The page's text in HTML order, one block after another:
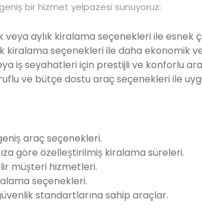
bir hizmet yelpazesi sunuyoruz:
veya aylık kiralama seçenekleri ile esnek
kiralama seçenekleri ile daha ekonomik
iş seyahatleri için prestijli ve konforlu
ve bütçe dostu araç seçenekleri ile
araç seçenekleri.
göre özelleştirilmiş kiralama süreleri.
müşteri hizmetleri.
seçenekleri.
standartlarına sahip araçlar.